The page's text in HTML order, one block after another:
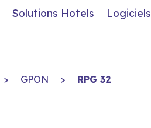
Solutions Hotels Logiciels
> GPON > RPG 32